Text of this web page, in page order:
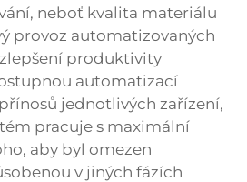
neboť kvalita materiálu
provoz automatizovaných
produktivity
automatizací
jednotlivých zařízení,
pracuje s maximální
aby byl omezen
v jiných fázích